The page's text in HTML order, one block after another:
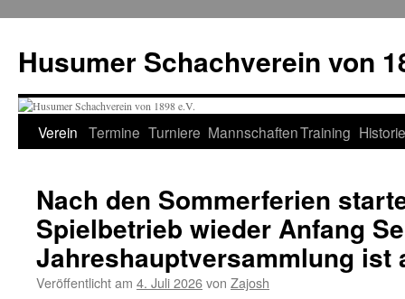
springen
Husumer Schachverein von
Verein Termine Turniere MannschaftenTraining Historie
Nach den Sommerferien
Spielbetrieb wieder Anfang
Jahreshauptversammlung ist
Veröffentlicht am 4. Juli 2026von Zajosh